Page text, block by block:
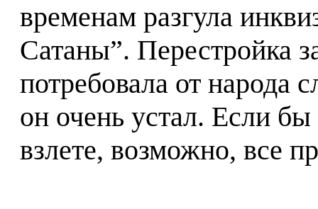
временам разгула
Сатаны”. Перестройка
потребовала от народа
он очень устал. Если бы
взлете, возможно, все